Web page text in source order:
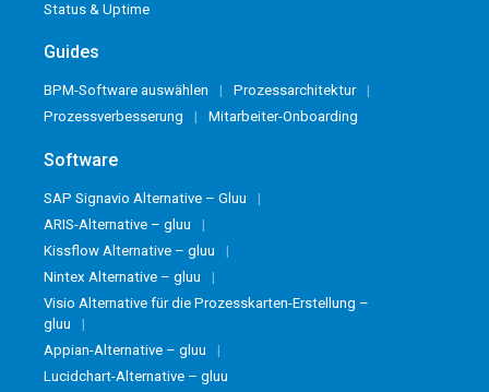
Status & Uptime
Guides
BPM-Software auswählen
Prozessarchitektur
Prozessverbesserung
Mitarbeiter-Onboarding
Software
SAP Signavio Alternative – Gluu
ARIS-Alternative – gluu
Kissflow Alternative – gluu
Nintex Alternative – gluu
Visio Alternative für die Prozesskarten-Erstellung –
gluu
Appian-Alternative – gluu
Lucidchart-Alternative – gluu